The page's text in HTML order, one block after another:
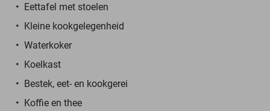
Eettafel met stoelen
Kleine kookgelegenheid
Waterkoker
Koelkast
Bestek, eet- en kookgerei
Koffie en thee